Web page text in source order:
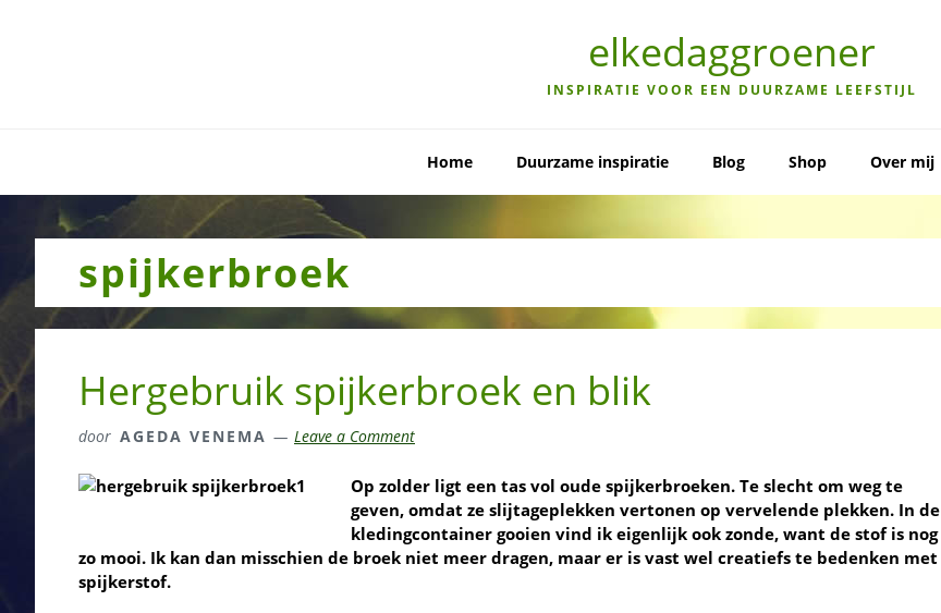
elkedaggroener
INSPIRATIE VOOR EEN DUURZAME LEEFSTIJL
Home Duurzame inspiratie Blog Shop Over mij
spijkerbroek
Hergebruik spijkerbroek en blik
door AGEDA VENEMA Leave a Comment
Op zolder ligt een tas vol oude spijkerbroeken. Te slecht om weg te
geven, omdat ze slijtageplekken vertonen op vervelende plekken. In de
kledingcontainer gooien vind ik eigenlijk ook zonde, want de stof is nog
zo mooi. Ik kan dan misschien de broek niet meer dragen, maar er is vast wel creatiefs te bedenken met
spijkerstof.